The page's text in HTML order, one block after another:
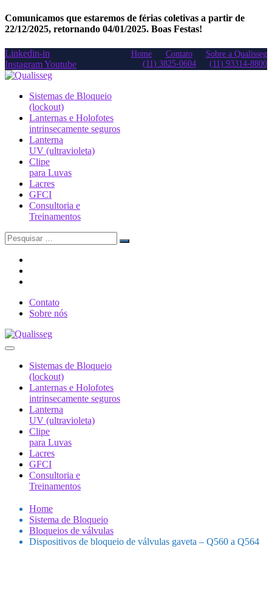
Comunicamos que estaremos de férias coletivas a partir de
22/12/2025, retornando 04/01/2025. Boas Festas!
Linkedin-in
InstagramYoutube
Home Contato
Sobre a Qualisseg
(11) 3825-0604
(11) 93314-8800
Sistemas de Bloqueio
(lockout)
Lanternas e Holofotes
intrinsecamente seguros
Lanterna
UV (ultravioleta)
Clipe
para Luvas
Lacres
GFCI
Consultoria e
Treinamentos
Search
for:
Contato
Sobre nós
Sistemas de Bloqueio
(lockout)
Lanternas e Holofotes
intrinsecamente seguros
Lanterna
UV (ultravioleta)
Clipe
para Luvas
Lacres
GFCI
Consultoria e
Treinamentos
Home
Sistema de Bloqueio
Bloqueios de válvulas
Dispositivos de bloqueio de válvulas gaveta – Q560 a Q564